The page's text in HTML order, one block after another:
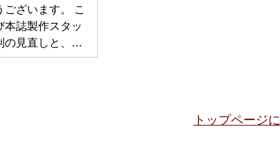
ございます。 こ
本誌製作スタッ
の見直しと、…
トップページ